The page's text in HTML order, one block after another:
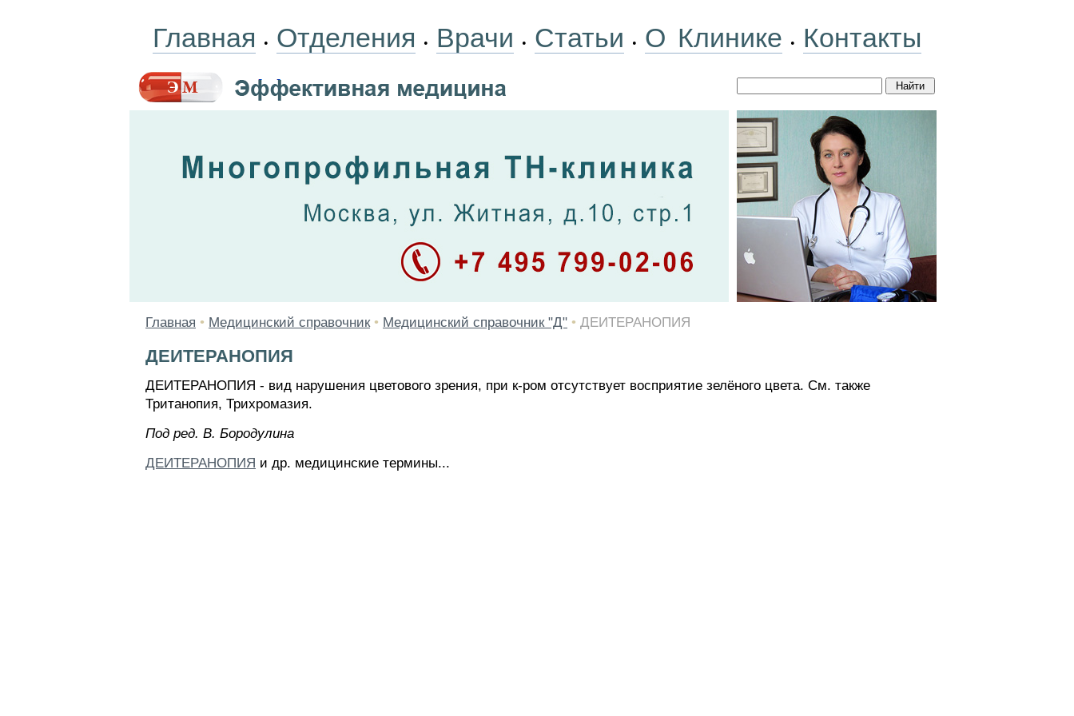
Главная • Отделения • Врачи • Статьи • О Клинике • Контакты
Главная • Медицинский справочник • Медицинский справочник "Д" • ДЕИТЕРАНОПИЯ
ДЕИТЕРАНОПИЯ
ДЕИТЕРАНОПИЯ - вид нарушения цветового зрения, при к-ром отсутствует восприятие зелёного цвета. См. также
Тританопия, Трихромазия.
Пoд peд. B. Бopoдyлинa
ДЕИТЕРАНОПИЯ и др. медицинские термины...